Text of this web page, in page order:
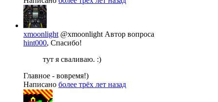
xmoonlight @xmoonlight Автор вопроса
hint000, Спасибо!
тут я сваливаю. :)
Главное - вовремя!)
Написано более трёх лет назад